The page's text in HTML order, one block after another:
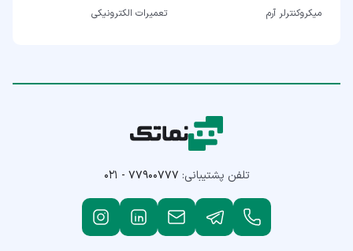
میکروکنترلر آرم تعمیرات الکترونیکی
تلفن پشتیبانی: ۰۲۱ - ۷۷۹۰۰۷۷۷